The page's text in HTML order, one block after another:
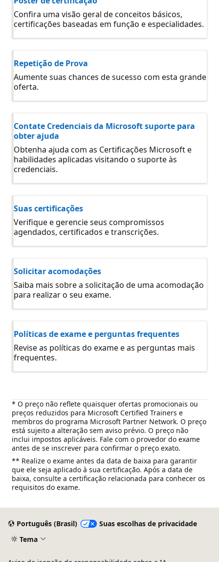
Confira uma visão geral de conceitos básicos,
certificações baseadas em função e especialidades.
Repetição de Prova
Aumente suas chances de sucesso com esta grande
oferta.
Contate Credenciais da Microsoft suporte para
obter ajuda
Obtenha ajuda com as Certificações Microsoft e
habilidades aplicadas visitando o suporte às
credenciais.
Suas certificações
Verifique e gerencie seus compromissos
agendados, certificados e transcrições.
Solicitar acomodações
Saiba mais sobre a solicitação de uma acomodação
para realizar o seu exame.
Políticas de exame e perguntas frequentes
Revise as políticas do exame e as perguntas mais
frequentes.
* O preço não reflete quaisquer ofertas promocionais ou
preços reduzidos para Microsoft Certified Trainers e
membros do programa Microsoft Partner Network. O preço
está sujeito a alteração sem aviso prévio. O preço não
inclui impostos aplicáveis. Fale com o provedor do exame
antes de se inscrever para confirmar o preço exato.
** Realize o exame antes da data de baixa para garantir
que ele seja aplicado à sua certificação. Após a data de
baixa, consulte a certificação relacionada para conhecer os
requisitos do exame.
Português (Brasil)
Suas escolhas de privacidade
Tema